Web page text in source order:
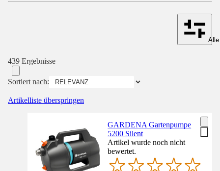
439 Ergebnisse
Sortiert nach:
Artikelliste überspringen
GARDENA Gartenpumpe
5200 Silent
Artikel wurde noch nicht
bewertet.